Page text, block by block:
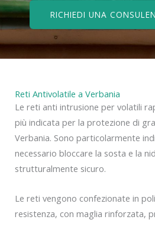
RICHIEDI UNA
Reti Antivolatile a Verbania
Le reti anti intrusione per volatili
più indicata per la protezione di
Verbania. Sono particolarmente
necessario bloccare la sosta e la
strutturalmente sicuro.
Le reti vengono confezionate in
resistenza, con maglia rinforzata,